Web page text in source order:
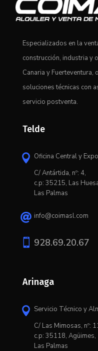
Especializados en la
construcción, industria y
Canaria y
soluciones técnicas con
servicio postventa.
Telde
 Oficina Central y
C/ Antártida, nº: 4,
c.p: 35215, Las
Las Palmas
 info@coimasl.com
 928.69.20.67
Arinaga
 Servicio Técnico y
C/ Las Mimosas, nº:
c.p: 35118, Agüimes,
Las Palmas